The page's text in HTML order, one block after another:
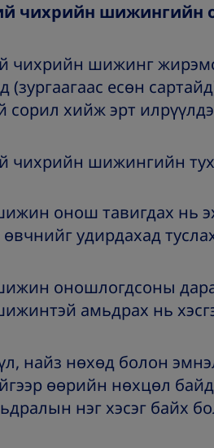
чихрийн шижингийн
чихрийн шижинг
(зургаагаас есөн
сорил хийж эрт
чихрийн шижингийн
онош тавигдах нь
өвчнийг удирдахад
оношлогдсоны
амьдрах нь
найз нөхөд болон
өөрийн нөхцөл
нэг хэсэг байх